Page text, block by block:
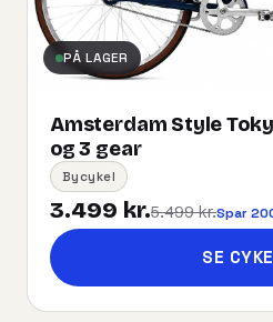
PÅ LAGER
Amsterdam Style
og 3 gear
Bycykel
3.499 kr.5.499 kr.Spar
SE